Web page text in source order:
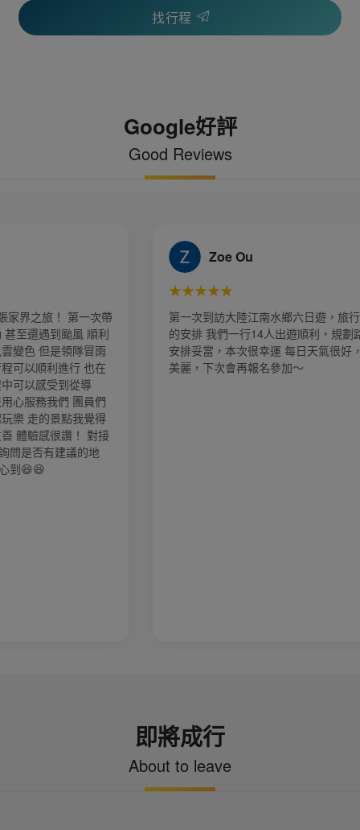
找行程
Google好評
Good Reviews
陸江南水鄉六日遊，旅行社規劃細心
行14人出遊順利，規劃路線及時間
次很幸運 每日天氣很好，風景更是
再報名參加～
第一次到大陸旅遊昆
親切熱心服務，幫我
讓我們留下很美好的
務態度非常好、有問
即將成行
About to leave